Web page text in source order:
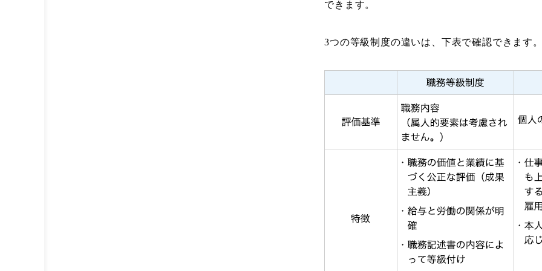
できます。
3つの等級制度の違いは、下表で確認できます